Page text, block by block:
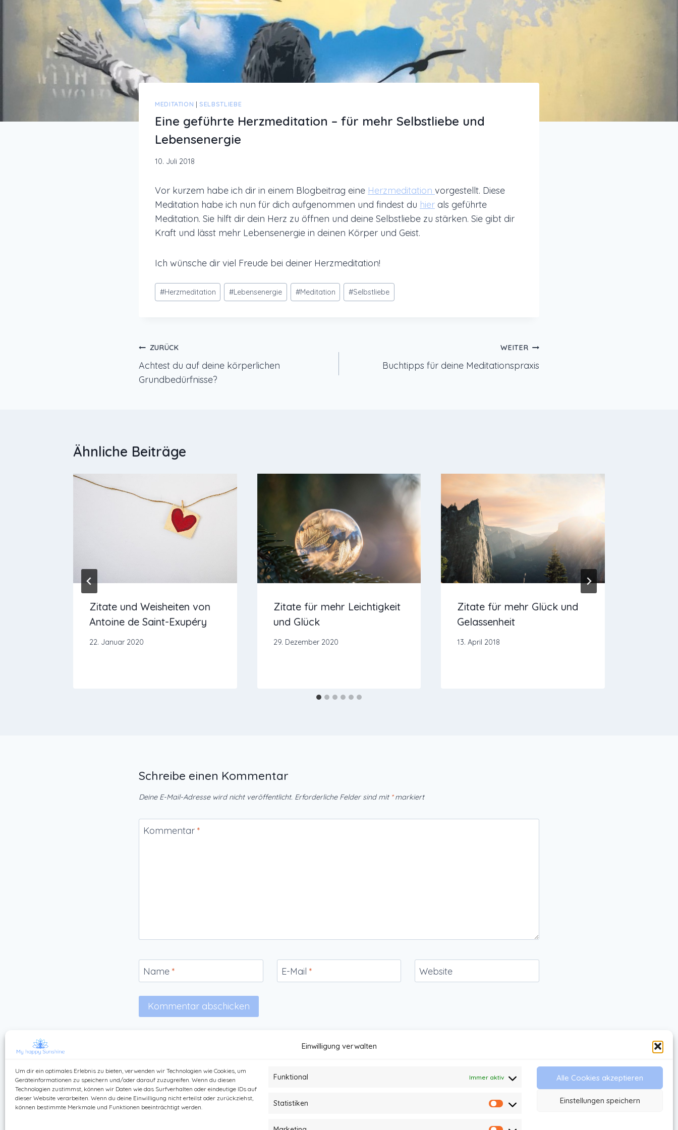
Einwilligung verwalten
Um dir ein optimales Erlebnis zu bieten, verwenden wir Technologien wie Cookies, um
Geräteinformationen zu speichern und/oder darauf zuzugreifen. Wenn du diesen
Technologien zustimmst, können wir Daten wie das Surfverhalten oder eindeutige IDs auf
dieser Website verarbeiten. Wenn du deine Einwilligung nicht erteilst oder zurückziehst,
können bestimmte Merkmale und Funktionen beeinträchtigt werden.
Funktional Immer aktiv
Statistiken
Statistiken
Alle Cookies akzeptieren
Einstellungen speichern
MEDITATION | SELBSTLIEBE
Eine geführte Herzmeditation – für mehr Selbstliebe und
Lebensenergie
10. Juli 2018
Vor kurzem habe ich dir in einem Blogbeitrag eine Herzmeditation vorgestellt. Diese
Meditation habe ich nun für dich aufgenommen und findest du hier als geführte
Meditation. Sie hilft dir dein Herz zu öffnen und deine Selbstliebe zu stärken. Sie gibt dir
Kraft und lässt mehr Lebensenergie in deinen Körper und Geist.
Ich wünsche dir viel Freude bei deiner Herzmeditation!
Schlagworte:
#Herzmeditation #Lebensenergie #Meditation #Selbstliebe
Beitragsnavigation
ZURÜCK
Achtest du auf deine körperlichen
Grundbedürfnisse?
WEITER
Buchtipps für deine Meditationspraxis
Ähnliche Beiträge
Zitate und Weisheiten von
Antoine de Saint-Exupéry
22. Januar 2020
Zitate für mehr Leichtigkeit
und Glück
29. Dezember 2020
Zitate für mehr Glück und
Gelassenheit
13. April 2018
Schreibe einen Kommentar
Deine E-Mail-Adresse wird nicht veröffentlicht. Erforderliche Felder sind mit *markiert
Kommentar *
Name * E-Mail * Website
Kontakt